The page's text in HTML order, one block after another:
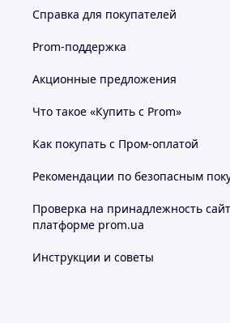
благодаря системе быстрой
Plusпозволяет
строительных материалов,
другую оснастку с
Справка для покупателей
Prom-поддержка
Акционные предложения
Что такое «Купить с Prom»
Как покупать с Пром-оплатой
Рекомендации по безопасным
Проверка на принадлежность
платформе prom.ua
Инструкции и советы